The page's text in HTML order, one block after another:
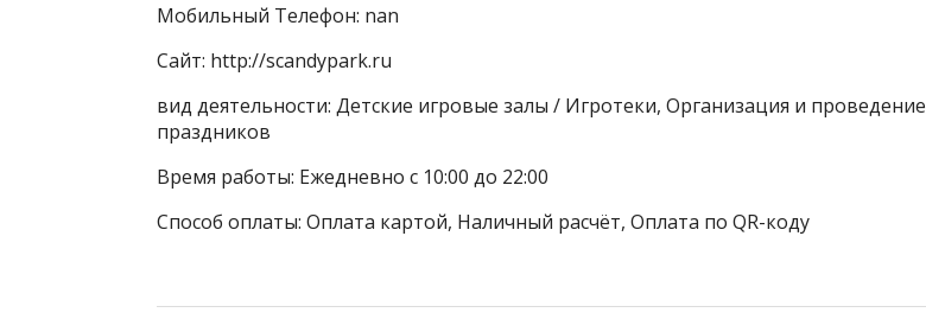
Мобильный Телефон: nan
Сайт: http://scandypark.ru
вид деятельности: Детские игровые залы / Игротеки, Организация и проведение
праздников
Время работы: Ежедневно с 10:00 до 22:00
Способ оплаты: Оплата картой, Наличный расчёт, Оплата по QR-коду